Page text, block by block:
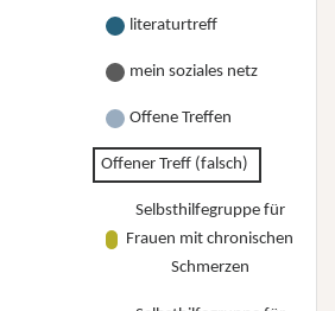
literaturtreff
mein soziales netz
Offene Treffen
Offener Treff (falsch)
Selbsthilfegruppe für
Frauen mit chronischen
Schmerzen